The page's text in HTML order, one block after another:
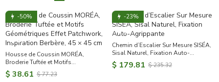
-50%
Housse de Coussin MORÉA,
Broderie Tuftée et Motifs
Géométriques Effet Patchwork,
Inspiration Berbère, 45 × 45 cm
$ 38.61 $ 77.23
-23%
Chemin d’Escalier Sur Mesure SISÉA,
Sisal Naturel, Fixation Auto-
Agrippante
$ 179.81 $ 235.32